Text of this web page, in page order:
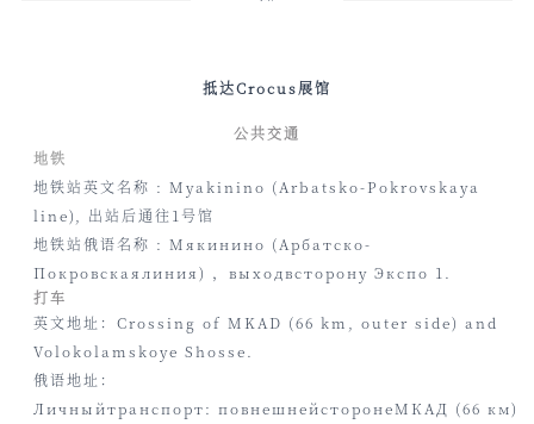
抵达Crocus展馆
公共交通
地铁
地铁站英文名称 : Myakinino (Arbatsko-Pokrovskaya
line), 出站后通往1 号馆
地铁站俄语名称 : Мякинино (Арбатско-
Покровская линия) ， выходвсторону Экспо 1.
打车
英文地址 ： Crossing of MKAD (66 km, outer side) and
Volokolamskoye Shosse.
俄语地址 ：
Личныйтранспорт: повнешнейсторонеМКАД (66 км)